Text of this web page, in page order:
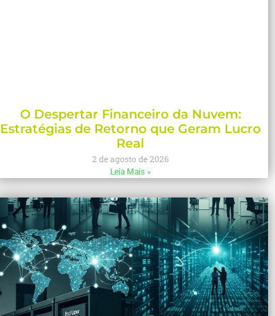
O Despertar Financeiro da Nuvem:
Estratégias de Retorno que Geram Lucro
Real
2 de agosto de 2026
Leia Mais »